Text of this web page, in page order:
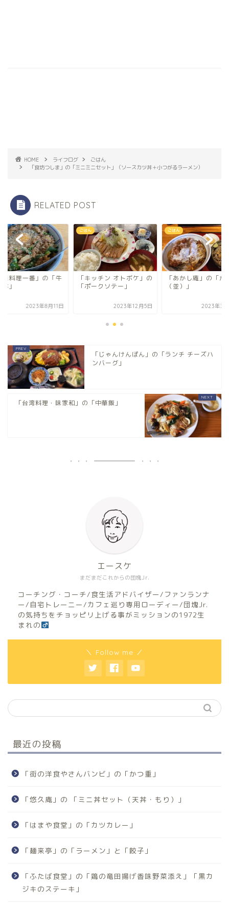
HOME ライフログ
ごはん
「食坊つしま」の「ミニミニセット」（ソースカツ丼＋小つがるラーメン）
RELATED POST
華料理一番」の「牛
」
2023年8月11日
ごはん
「キッチン オトボケ」の
「ポークソテー」
2023年12月5日
ごはん
「あかし庵」の「か
（並）」
2023年3
「じゃんけんぽん」の「ランチ チーズハ
ンバーグ」
「台湾料理・味家和」の「中華飯」
まだまだこれからの団塊Jr.
エースケ
コーチング・コーチ/食生活アドバイザー/ファンランナ
ー/自宅トレーニー/カフェ巡り専用ローディー/団塊Jr.
の気持ちをチョッピリ上げる事がミッションの1972生
まれの
＼ Follow me ／
最近の投稿
「街の洋食やさんバンビ」の「かつ重」
「悠久庵」の 「ミニ丼セット（天丼・もり）」
「はまや食堂」の「カツカレー」
「麺来亭」の「ラーメン」と「餃子」
「ふたば食堂」の「鶏の竜田揚げ香味野菜添え」「黒カ
ジキのステーキ」